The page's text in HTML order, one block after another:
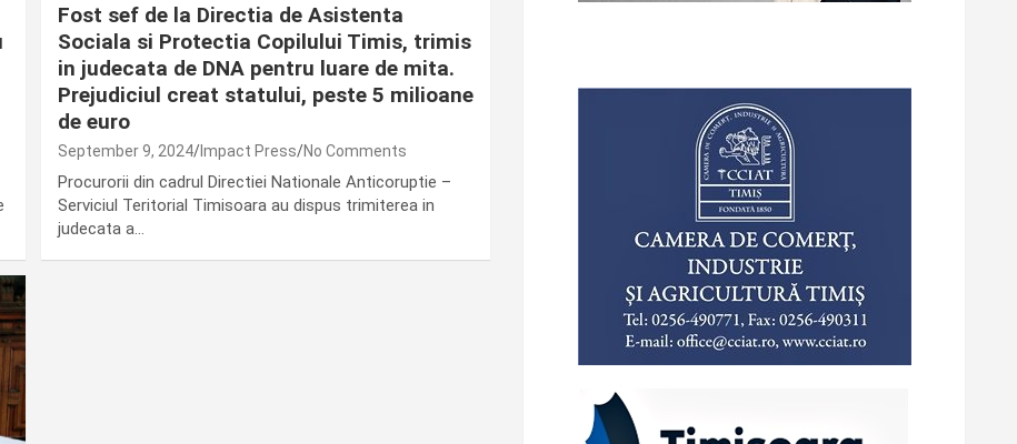
Fost sef de la Directia de Asistenta
Sociala si Protectia Copilului Timis, trimis
in judecata de DNA pentru luare de mita.
Prejudiciul creat statului, peste 5 milioane
de euro
September 9, 2024 Impact Press No Comments
Procurorii din cadrul Directiei Nationale Anticoruptie –
Serviciul Teritorial Timisoara au dispus trimiterea in
judecata a…